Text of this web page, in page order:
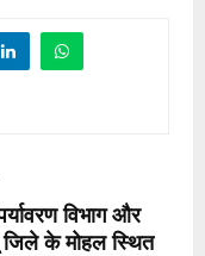
विभाग और
जिले के मोहल स्थित